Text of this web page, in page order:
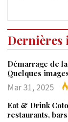
Dernières
Démarrage de
Quelques
Mar 31, 2025
Eat & Drink
restaurants,